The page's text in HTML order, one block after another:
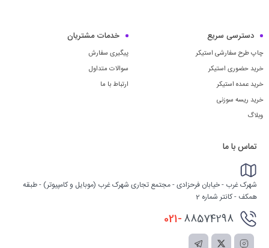
دسترسی سریع
چاپ طرح سفارشی استیکر
خرید حضوری استیکر
خرید عمده استیکر
خرید ریسه سوزنی
وبلاگ
خدمات مشتریان
پیگیری سفارش
سوالات متداول
ارتباط با ما
تماس با ما
شهرک غرب - خیابان فرحزادی - مجتمع تجاری شهرک غرب (موبایل و کامپیوتر) - طبقه
همکف - کانتر شماره 2
021-88574298